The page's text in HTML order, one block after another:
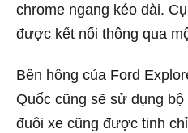
chrome ngang kéo dài.
được kết nối thông qua
Bên hông của Ford
Quốc cũng sẽ sử dụng
đuôi xe cũng được tinh